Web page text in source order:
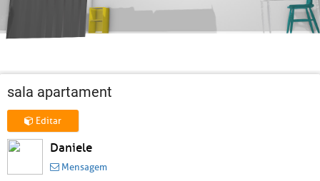
sala apartament
Editar
Daniele
Mensagem